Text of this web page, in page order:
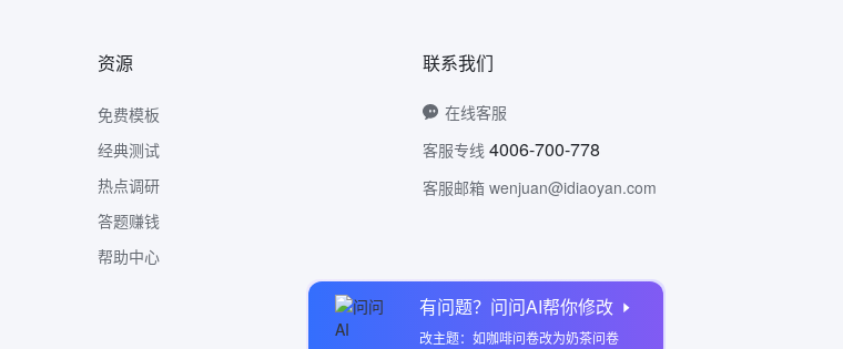
有问题？问问AI帮你修改
改主题：如咖啡问卷改为奶茶问卷
资源
免费模板
经典测试
热点调研
答题赚钱
帮助中心
联系我们
在线客服
客服专线 4006-700-778
客服邮箱 wenjuan@idiaoyan.com
问卷网公众号